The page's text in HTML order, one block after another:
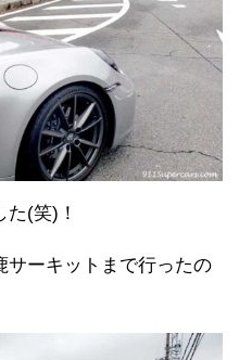
(笑)！
サーキットまで行ったの